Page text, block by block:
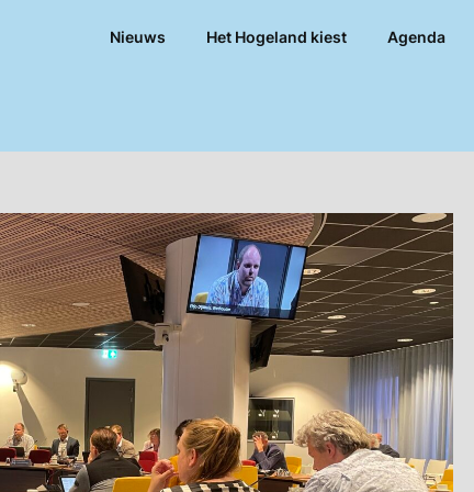
Nieuws Het Hogeland kiest Agenda